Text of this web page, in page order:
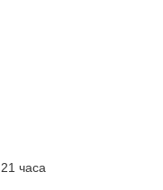
часа